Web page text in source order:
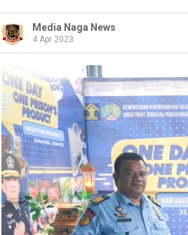
Media Naga News
4 Apr 2023